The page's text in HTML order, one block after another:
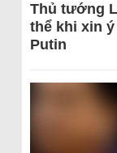
Thủ tướng
thể khi xin
Putin